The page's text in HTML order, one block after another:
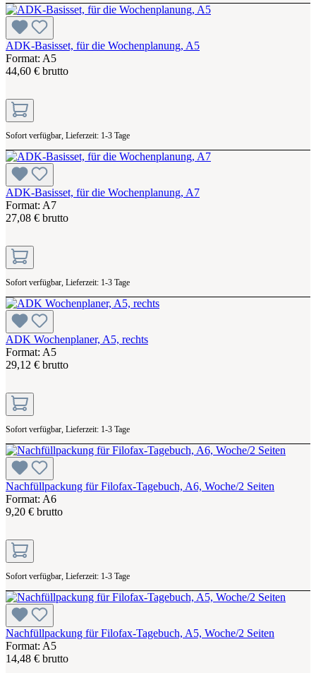
ADK-Basisset, für die Wochenplanung, A5
Format: A5
44,60 € brutto
Sofort verfügbar, Lieferzeit: 1-3 Tage
ADK-Basisset, für die Wochenplanung, A7
Format: A7
27,08 € brutto
Sofort verfügbar, Lieferzeit: 1-3 Tage
ADK Wochenplaner, A5, rechts
Format: A5
29,12 € brutto
Sofort verfügbar, Lieferzeit: 1-3 Tage
Nachfüllpackung für Filofax-Tagebuch, A6, Woche/2 Seiten
Format: A6
9,20 € brutto
Sofort verfügbar, Lieferzeit: 1-3 Tage
Nachfüllpackung für Filofax-Tagebuch, A5, Woche/2 Seiten
Format: A5
14,48 € brutto